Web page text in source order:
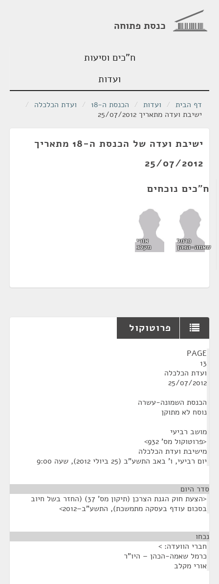
כנסת פתוחה
ח"כים וסיעות
ועדות
דף הבית / ועדות / הכנסת ה-18 / ועדת הכלכלה /
ישיבת ועדה מתאריך 25/07/2012
ישיבת ועדה של הכנסת ה-18 מתאריך
25/07/2012
ח"כים נוכחים
כרמל
שאמה-הכהן
אורי
מקלב
פרוטוקול
PAGE
13
ועדת הכלכלה
25/07/2012
הכנסת השמונה-עשרה
נוסח לא מתוקן
מושב רביעי
<פרוטוקול מס' 932>
מישיבת ועדת הכלכלה
יום רביעי, ו' באב התשע"ב (25 ביולי 2012), שעה 9:00
סדר היום
<הצעת חוק הגנת הצרכן (תיקון מס' 37) (החזר בשל חיוב
בסכום עודף בעסקה מתמשכת), התשע"ב–2012>
נכחו
חברי הוועדה: >
כרמל שאמה-הכהן – היו"ר
אורי מקלב